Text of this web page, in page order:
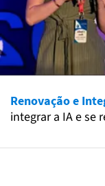
Renovação e
integrar a IA e se